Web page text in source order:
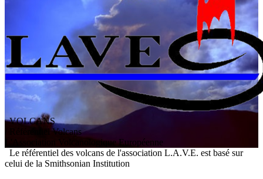
VOLCANS
/ Référentiel Volcans
ssociation V olcanologiqueEuropéenne
Le référentiel des volcans de l'association L.A.V.E. est basé sur
celui de la Smithsonian Institution